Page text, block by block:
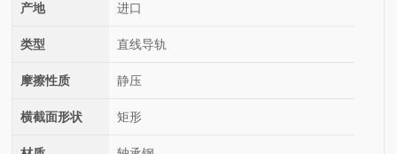
产地 进口
类型 直线导轨
摩擦性质 静压
横截面形状 矩形